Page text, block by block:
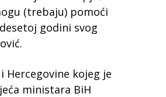
(trebaju) pomoći
godini svog
kojeg je
ministara BiH